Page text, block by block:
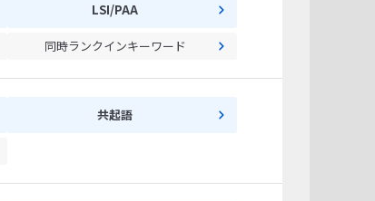
LSI/PAA
同時ランクインキーワード
共起語